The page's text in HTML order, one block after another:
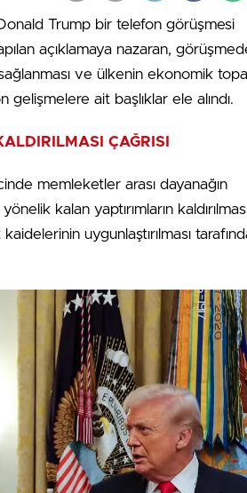
Trump bir telefon görüşmesi
açıklamaya nazaran,
ve ülkenin ekonomik
ait başlıklar ele alındı.
ÇAĞRISI
memleketler arası dayanağın
kalan yaptırımların
uygunlaştırılması